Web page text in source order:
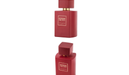
Parfum tip fiola